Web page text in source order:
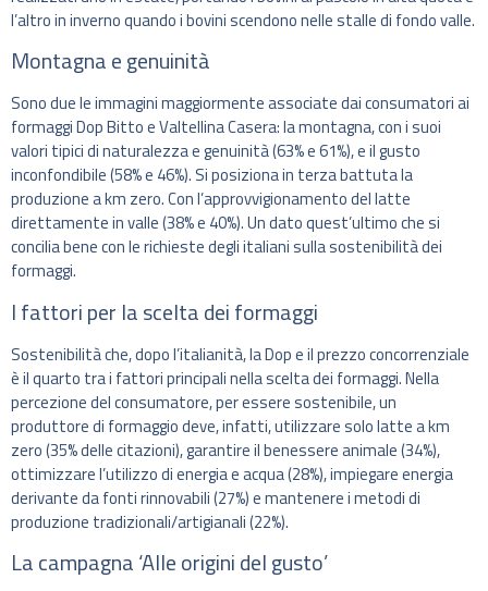
l’altro in inverno quando i bovini scendono nelle stalle di fondo valle.
Montagna e genuinità
Sono due le immagini maggiormente associate dai consumatori ai
formaggi Dop Bitto e Valtellina Casera: la montagna, con i suoi
valori tipici di naturalezza e genuinità (63% e 61%), e il gusto
inconfondibile (58% e 46%). Si posiziona in terza battuta la
produzione a km zero. Con l’approvvigionamento del latte
direttamente in valle (38% e 40%). Un dato quest’ultimo che si
concilia bene con le richieste degli italiani sulla sostenibilità dei
formaggi.
I fattori per la scelta dei formaggi
Sostenibilità che, dopo l’italianità, la Dop e il prezzo concorrenziale
è il quarto tra i fattori principali nella scelta dei formaggi. Nella
percezione del consumatore, per essere sostenibile, un
produttore di formaggio deve, infatti, utilizzare solo latte a km
zero (35% delle citazioni), garantire il benessere animale (34%),
ottimizzare l’utilizzo di energia e acqua (28%), impiegare energia
derivante da fonti rinnovabili (27%) e mantenere i metodi di
produzione tradizionali/artigianali (22%).
La campagna ‘Alle origini del gusto’